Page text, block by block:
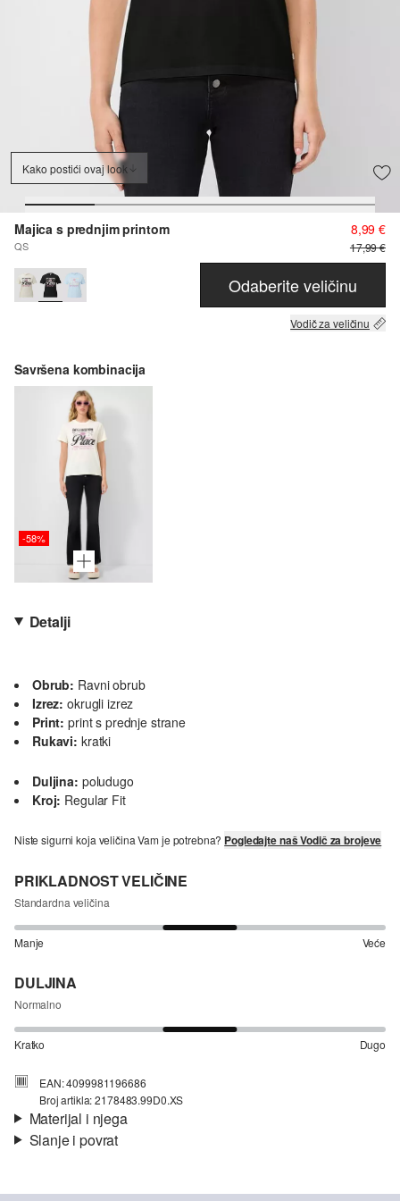
Kako postići ovaj look
Majica s prednjim printom
QS
8,99 €
17,99 €
Odaberite veličinu
Vodič za veličinu
Savršena kombinacija
-58%
Detalji
Obrub: Ravni obrub
Izrez: okrugli izrez
Print: print s prednje strane
Rukavi: kratki
Duljina: poludugo
Kroj: Regular Fit
Niste sigurni koja veličina Vam je potrebna? Pogledajte naš Vodič za brojeve
PRIKLADNOST VELIČINE
Standardna veličina
Manje Veće
DULJINA
Normalno
Kratko Dugo
EAN: 4099981196686
Broj artikla: 2178483.99D0.XS
Materijal i njega
Materijal: Pamuk
Slanje i povrat